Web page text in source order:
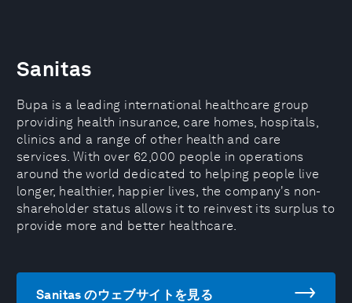
Sanitas
Bupa is a leading international healthcare group
providing health insurance, care homes, hospitals,
clinics and a range of other health and care
services. With over 62,000 people in operations
around the world dedicated to helping people live
longer, healthier, happier lives, the company's non-
shareholder status allows it to reinvest its surplus to
provide more and better healthcare.
Sanitas のウェブサイトを見る